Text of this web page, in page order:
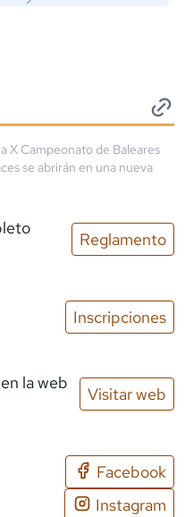
X Campeonato de Baleares
se abrirán en una nueva
Reglamento
Inscripciones
la web
Visitar web
Facebook
Instagram